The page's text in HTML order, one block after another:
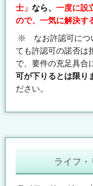
士」 なら、 一度に設
ので、一気に解決す
※ なお許認可につ
ても許認可の諾否は
で、要件の充足具合
可が下りるとは限り
ださい。
ライフ